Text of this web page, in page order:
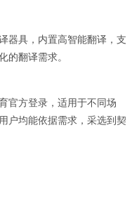
器具，内置高智能翻译，支
的翻译需求。
官方登录，适用于不同场
户均能依据需求，采选到契